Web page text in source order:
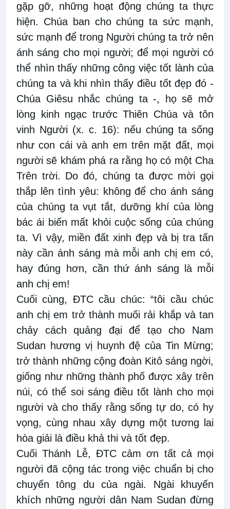
gặp gỡ, những hoạt động chúng ta thực
hiện. Chúa ban cho chúng ta sức mạnh,
sức mạnh để trong Người chúng ta trở nên
ánh sáng cho mọi người; để mọi người có
thể nhìn thấy những công việc tốt lành của
chúng ta và khi nhìn thấy điều tốt đẹp đó -
Chúa Giêsu nhắc chúng ta -, họ sẽ mở
lòng kinh ngạc trước Thiên Chúa và tôn
vinh Người (x. c. 16): nếu chúng ta sống
như con cái và anh em trên mặt đất, mọi
người sẽ khám phá ra rằng họ có một Cha
Trên trời. Do đó, chúng ta được mời gọi
thắp lên tình yêu: không để cho ánh sáng
của chúng ta vụt tắt, dưỡng khí của lòng
bác ái biến mất khỏi cuộc sống của chúng
ta. Vì vậy, miền đất xinh đẹp và bị tra tấn
này cần ánh sáng mà mỗi anh chị em có,
hay đúng hơn, cần thứ ánh sáng là mỗi
anh chị em!
Cuối cùng, ĐTC cầu chúc: “tôi cầu chúc
anh chị em trở thành muối rải khắp và tan
chảy cách quảng đại để tạo cho Nam
Sudan hương vị huynh đệ của Tin Mừng;
trở thành những cộng đoàn Kitô sáng ngời,
giống như những thành phố được xây trên
núi, có thể soi sáng điều tốt lành cho mọi
người và cho thấy rằng sống tự do, có hy
vọng, cùng nhau xây dựng một tương lai
hòa giải là điều khả thi và tốt đẹp.
Cuối Thánh Lễ, ĐTC cảm ơn tất cả mọi
người đã cộng tác trong việc chuẩn bị cho
chuyến tông du của ngài. Ngài khuyến
khích những người dân Nam Sudan đừng